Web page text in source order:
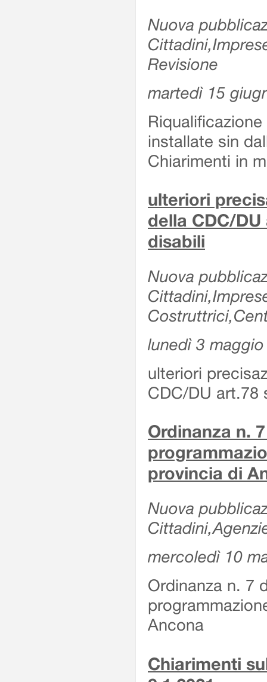
Nuova
Revisione
martedì 15
installate sin
Chiarimenti in
ulteriori
della CDC/
disabili
Nuova
lunedì 3
ulteriori
CDC/DU art.78
Ordinanza n.
provincia di
Nuova
mercoledì 10
Ordinanza n. 7
Ancona
Chiarimenti